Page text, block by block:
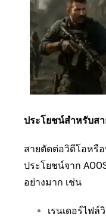
ประโยชน์สำหรับส
สายตัดต่อวิดีโอหรื
ประโยชน์จาก
อย่างมาก เช่น
เรนเดอร์ไฟล์